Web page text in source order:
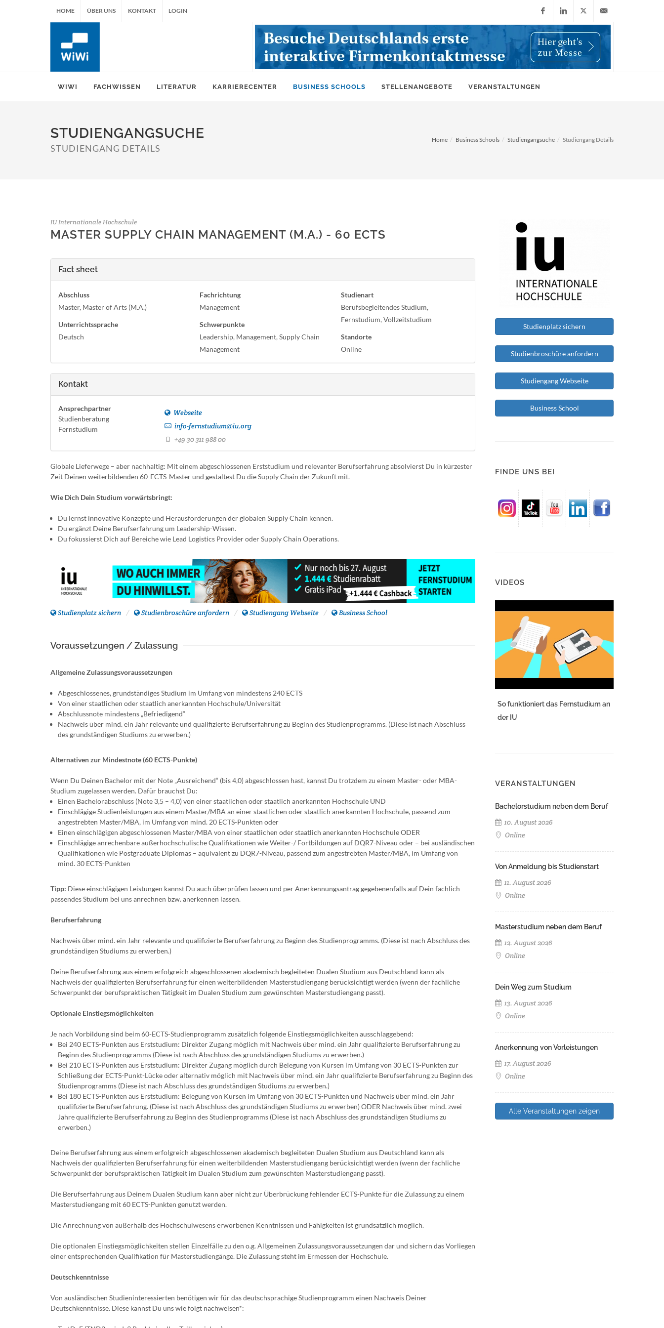
HOME ÜBER UNS KONTAKT LOGIN
FacebookLinkedIn
X
(Twitter)
info@wiwi-
WIWI FACHWISSEN LITERATUR KARRIERECENTER BUSINESS SCHOOLS STELLENANGEBOTE VERANSTALTUNGEN
STUDIENGANGSUCHE
STUDIENGANG DETAILS
Home Business Schools Studiengangsuche Studiengang Details
IU Internationale Hochschule
MASTER SUPPLY CHAIN MANAGEMENT (M.A.) - 60 ECTS
Fact sheet
Abschluss
Master, Master of Arts (M.A.)
Unterrichtssprache
Deutsch
Fachrichtung
Management
Schwerpunkte
Leadership, Management, Supply Chain
Management
Studienart
Berufsbegleitendes Studium,
Fernstudium, Vollzeitstudium
Standorte
Online
Kontakt
Ansprechpartner
Studienberatung
Fernstudium
Webseite
info-fernstudium@iu.org
+49 30 311 988 00
Globale Lieferwege – aber nachhaltig: Mit einem abgeschlossenen Erststudium und relevanter Berufserfahrung absolvierst Du in kürzester
Zeit Deinen weiterbildenden 60-ECTS-Master und gestaltest Du die Supply Chain der Zukunft mit.
Wie Dich Dein Studium vorwärtsbringt:
Du lernst innovative Konzepte und Herausforderungen der globalen Supply Chain kennen.
Du ergänzt Deine Berufserfahrung um Leadership-Wissen.
Du fokussierst Dich auf Bereiche wie Lead Logistics Provider oder Supply Chain Operations.
Studienplatz sichern Studienbroschüre anfordern Studiengang Webseite Business School
Voraussetzungen / Zulassung
Allgemeine Zulassungsvoraussetzungen
Abgeschlossenes, grundständiges Studium im Umfang von mindestens 240 ECTS
Von einer staatlichen oder staatlich anerkannten Hochschule/Universität
Abschlussnote mindestens „Befriedigend“
Nachweis über mind. ein Jahr relevante und qualifizierte Berufserfahrung zu Beginn des Studienprogramms. (Diese ist nach Abschluss
des grundständigen Studiums zu erwerben.)
Alternativen zur Mindestnote (60 ECTS-Punkte)
Wenn Du Deinen Bachelor mit der Note „Ausreichend“ (bis 4,0) abgeschlossen hast, kannst Du trotzdem zu einem Master- oder MBA-
Studium zugelassen werden. Dafür brauchst Du:
Einen Bachelorabschluss (Note 3,5 – 4,0) von einer staatlichen oder staatlich anerkannten Hochschule UND
Einschlägige Studienleistungen aus einem Master/MBA an einer staatlichen oder staatlich anerkannten Hochschule, passend zum
angestrebten Master/MBA, im Umfang von mind. 20 ECTS-Punkten oder
Einen einschlägigen abgeschlossenen Master/MBA von einer staatlichen oder staatlich anerkannten Hochschule ODER
Einschlägige anrechenbare außerhochschulische Qualifikationen wie Weiter-/ Fortbildungen auf DQR7-Niveau oder – bei ausländischen
Qualifikationen wie Postgraduate Diplomas – äquivalent zu DQR7-Niveau, passend zum angestrebten Master/MBA, im Umfang von
mind. 30 ECTS-Punkten
Tipp: Diese einschlägigen Leistungen kannst Du auch überprüfen lassen und per Anerkennungsantrag gegebenenfalls auf Dein fachlich
passendes Studium bei uns anrechnen bzw. anerkennen lassen.
Berufserfahrung
Nachweis über mind. ein Jahr relevante und qualifizierte Berufserfahrung zu Beginn des Studienprogramms. (Diese ist nach Abschluss des
grundständigen Studiums zu erwerben.)
Deine Berufserfahrung aus einem erfolgreich abgeschlossenen akademisch begleiteten Dualen Studium aus Deutschland kann als
Nachweis der qualifizierten Berufserfahrung für einen weiterbildenden Masterstudiengang berücksichtigt werden (wenn der fachliche
Schwerpunkt der berufspraktischen Tätigkeit im Dualen Studium zum gewünschten Masterstudiengang passt).
Optionale Einstiegsmöglichkeiten
Je nach Vorbildung sind beim 60-ECTS-Studienprogramm zusätzlich folgende Einstiegsmöglichkeiten ausschlaggebend:
Bei 240 ECTS-Punkten aus Erststudium: Direkter Zugang möglich mit Nachweis über mind. ein Jahr qualifizierte Berufserfahrung zu
Beginn des Studienprogramms (Diese ist nach Abschluss des grundständigen Studiums zu erwerben.)
Bei 210 ECTS-Punkten aus Erststudium: Direkter Zugang möglich durch Belegung von Kursen im Umfang von 30 ECTS-Punkten zur
Schließung der ECTS-Punkt-Lücke oder alternativ möglich mit Nachweis über mind. ein Jahr qualifizierte Berufserfahrung zu Beginn des
Studienprogramms (Diese ist nach Abschluss des grundständigen Studiums zu erwerben.)
Bei 180 ECTS-Punkten aus Erststudium: Belegung von Kursen im Umfang von 30 ECTS-Punkten und Nachweis über mind. ein Jahr
qualifizierte Berufserfahrung. (Diese ist nach Abschluss des grundständigen Studiums zu erwerben) ODER Nachweis über mind. zwei
Jahre qualifizierte Berufserfahrung zu Beginn des Studienprogramms (Diese ist nach Abschluss des grundständigen Studiums zu
erwerben.)
Deine Berufserfahrung aus einem erfolgreich abgeschlossenen akademisch begleiteten Dualen Studium aus Deutschland kann als
Nachweis der qualifizierten Berufserfahrung für einen weiterbildenden Masterstudiengang berücksichtigt werden (wenn der fachliche
Schwerpunkt der berufspraktischen Tätigkeit im Dualen Studium zum gewünschten Masterstudiengang passt).
Die Berufserfahrung aus Deinem Dualen Studium kann aber nicht zur Überbrückung fehlender ECTS-Punkte für die Zulassung zu einem
Masterstudiengang mit 60 ECTS-Punkten genutzt werden.
Die Anrechnung von außerhalb des Hochschulwesens erworbenen Kenntnissen und Fähigkeiten ist grundsätzlich möglich.
Die optionalen Einstiegsmöglichkeiten stellen Einzelfälle zu den o.g. Allgemeinen Zulassungsvoraussetzungen dar und sichern das Vorliegen
einer entsprechenden Qualifikation für Masterstudiengänge. Die Zulassung steht im Ermessen der Hochschule.
Deutschkenntnisse
Von ausländischen Studieninteressierten benötigen wir für das deutschsprachige Studienprogramm einen Nachweis Deiner
Deutschkenntnisse. Diese kannst Du uns wie folgt nachweisen*:
Studienplatz sichern
Studienbroschüre anfordern
Studiengang Webseite
Business School
FINDE UNS BEI
VIDEOS
So funktioniert das Fernstudium an
der IU
VERANSTALTUNGEN
Bachelorstudium neben dem Beruf
10. August 2026
Online
Von Anmeldung bis Studienstart
11. August 2026
Online
Masterstudium neben dem Beruf
12. August 2026
Online
Dein Weg zum Studium
13. August 2026
Online
Anerkennung von Vorleistungen
17. August 2026
Online
Alle Veranstaltungen zeigen